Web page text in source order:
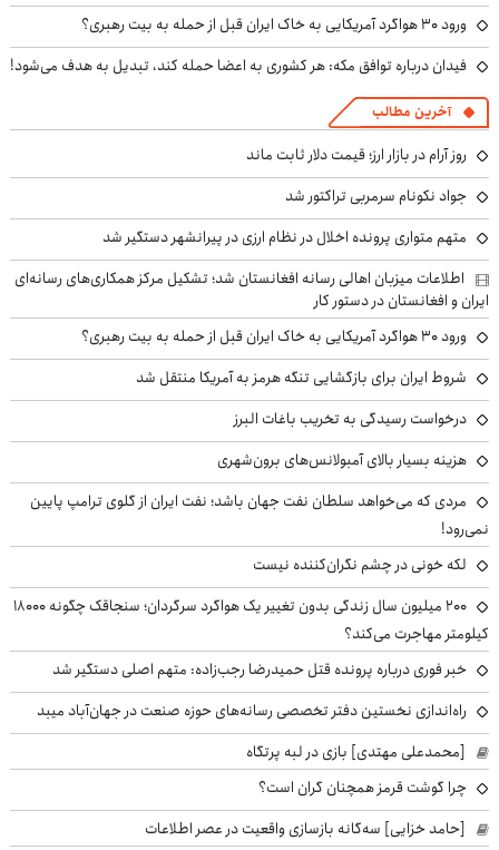
ورود ۳۰ هواگرد آمریکایی به خاک ایران قبل از حمله به بیت رهبری؟
فیدان درباره توافق مکه: هر کشوری به اعضا حمله کند، تبدیل به هدف می‌شود!
آخرین مطالب
روز آرام در بازار ارز؛ قیمت دلار ثابت ماند
جواد نکونام سرمربی تراکتور شد
متهم متواری پرونده اخلال در نظام ارزی در پیرانشهر دستگیر شد
اطلاعات میزبان اهالی رسانه افغانستان شد؛ تشکیل مرکز همکاری‌های رسانه‌ای
ایران و افغانستان در دستور کار
ورود ۳۰ هواگرد آمریکایی به خاک ایران قبل از حمله به بیت رهبری؟
شروط ایران برای بازگشایی تنگه هرمز به آمریکا منتقل شد
درخواست رسیدگی به تخریب باغات البرز
هزینه بسیار بالای آمبولانس‌های برون‌شهری
مردی که می‌خواهد سلطان نفت جهان باشد؛ نفت ایران از گلوی ترامپ پایین
نمی‌رود!
لکه خونی در چشم نگران‌کننده نیست
۲۰۰ میلیون سال زندگی بدون تغییر یک هواگرد سرگردان؛ سنجاقک‌ چگونه ۱۸۰۰۰
کیلومتر مهاجرت می‌کند؟
خبر فوری درباره پرونده قتل حمیدرضا رجب‌زاده: متهم اصلی دستگیر شد
راه‌اندازی نخستین دفتر تخصصی رسانه‌های حوزه صنعت در جهان‌آباد میبد
[محمدعلی مهتدی] بازی در لبه پرتگاه
چرا گوشت قرمز همچنان گران است؟
[حامد خزایی] سه‌گانه بازسازی واقعیت در عصر اطلاعات